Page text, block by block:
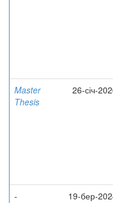
Master
Thesis
26-січ-
- 19-бер-